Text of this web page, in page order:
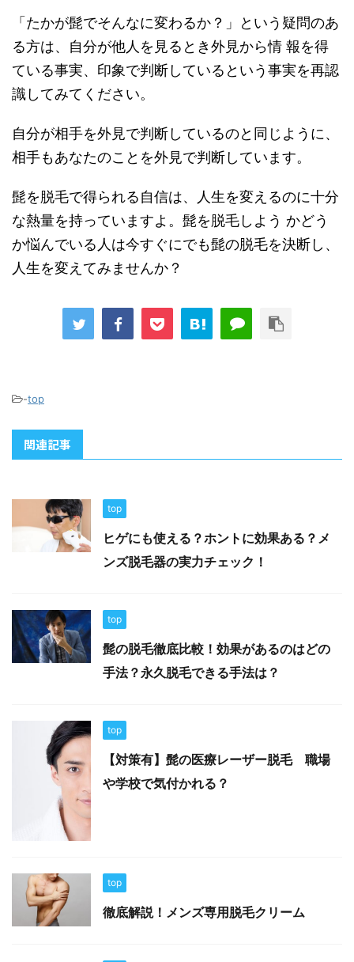
「たかが髭でそんなに変わるか？」という疑問のあ
る方は、自分が他人を見るとき外見から情 報を得
ている事実、印象で判断しているという事実を再認
識してみてください。
自分が相手を外見で判断しているのと同じように、
相手もあなたのことを外見で判断しています。
髭を脱毛で得られる自信は、人生を変えるのに十分
な熱量を持っていますよ。髭を脱毛しよう かどう
か悩んでいる人は今すぐにでも髭の脱毛を決断し、
人生を変えてみませんか？
-top
関連記事
top
ヒゲにも使える？ホントに効果ある？メ
ンズ脱毛器の実力チェック！
top
髭の脱毛徹底比較！効果があるのはどの
手法？永久脱毛できる手法は？
top
【対策有】髭の医療レーザー脱毛 職場
や学校で気付かれる？
top
徹底解説！メンズ専用脱毛クリーム